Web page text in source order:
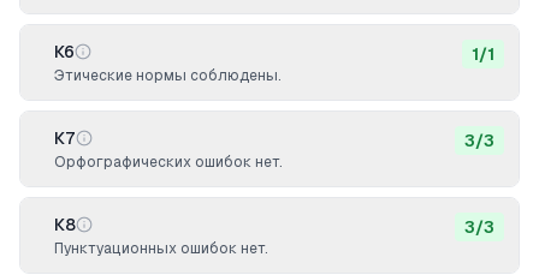
К6
Этические нормы соблюдены.
1/1
К7
Орфографических ошибок нет.
3/3
К8
Пунктуационных ошибок нет.
3/3